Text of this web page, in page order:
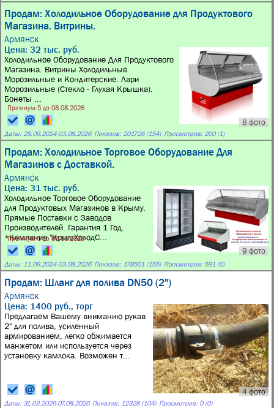
Продам: Холодильное Оборудование для Продуктового
Магазина. Витрины.
Армянск
8 фото
Цена: 32 тыс. руб.
Холодильное Оборудование Для Продуктового
Магазина. Витрины Холодильные
Морозильные и Кондитерские. Лари
Морозильные (Стекло - Глухая Крышка).
Бонеты ...
Премиум-5 до 08.08.2026
Даты: 29.09.2024-03.08.2026 Показов: 201726 (154) Просмотров: 200 (1)
Продам: Холодильное Торговое Оборудование Для
Магазинов с Доставкой.
Армянск
9 фото
Цена: 31 тыс. руб.
Холодильное Торговое Оборудование
для Продуктовых Магазинов в Крыму.
Прямые Поставки с Заводов
Производителей. Гарантия 1 Год.
*Компания "КрымХолодС...
Премиум-5 до 08.08.2026
Даты: 11.09.2024-03.08.2026 Показов: 178501 (155) Просмотров: 591 (0)
Продам: Шланг для полива DN50 (2")
Армянск
4 фото
Цена: 1400 руб., торг
Предлагаем Вашему вниманию рукав
2" для полива, усиленный
армированием, легко обжимается
манжетом или используется через
установку камлока. Возможен т...
Даты: 31.03.2026-07.08.2026 Показов: 12328 (104) Просмотров: 0 (0)